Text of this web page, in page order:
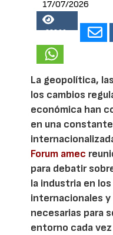
17/07/2026
23800
La geopolítica,
los cambios
económica han
en una
Forum amec
para debatir
la industria en
internacionales
necesarias para
entorno cada